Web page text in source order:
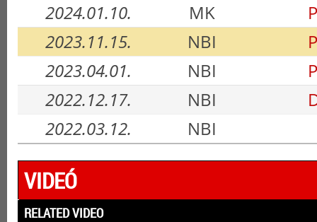
2024.01.10.
MK
2023.11.15.
NBI
2023.04.01.
NBI
2022.12.17.
NBI
2022.03.12.
NBI
VIDEÓ
RELATED VIDEO